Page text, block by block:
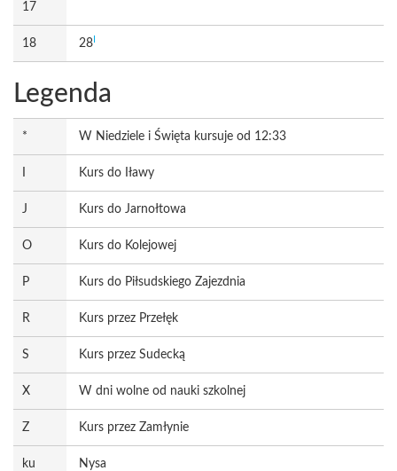
17
18 28
Legenda
* W Niedziele i Święta kursuje od 12:33
Kurs do Iławy
J Kurs do Jarnołtowa
O Kurs do Kolejowej
P Kurs do Piłsudskiego Zajezdnia
R Kurs przez Przełęk
S Kurs przez Sudecką
X W dni wolne od nauki szkolnej
Z Kurs przez Zamłynie
ku Nysa